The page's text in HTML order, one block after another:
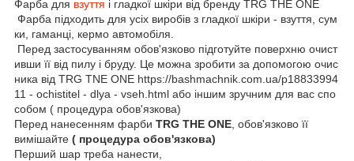
Фарба для взуття і гладкої шкіри від бренду TRG THE ONE
Фарба підходить для усіх виробів з гладкої шкіри - взуття, сум
ки, гаманці, кермо автомобіля.
Перед застосуванням обов'язково підготуйте поверхню очист
ивши її від пилу і бруду. Це можна зробити за допомогою очис
ника від TRG TNE ONE https://bashmachnik.com.ua/p18833994
11 - ochistitel - dlya - vseh.html або іншим зручним для вас спо
собом ( процедура обов'язкова)
Перед нанесенням фарби TRG THE ONE , обов'язково її
вимішайте ( процедура обов'язкова)
Перший шар треба нанести,